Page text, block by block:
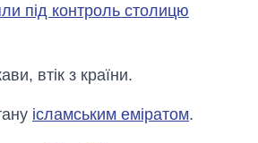
під контроль столицю
втік з країни.
ісламським еміратом.
Скільки картоплі
Україні до і під час